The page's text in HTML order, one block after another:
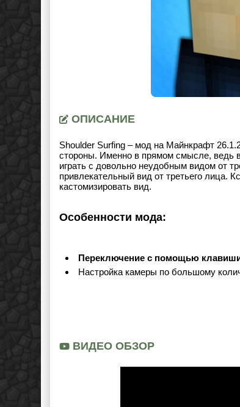
ОПИСАНИЕ
Shoulder Surfing – мод на Майнкрафт
стороны. Именно в прямом смысле, ведь
играть с довольно неудобным видом от
привлекательный вид от третьего лица.
кастомизировать вид.
Особенности мода:
Переключение с помощью
Настройка камеры по большому
ВИДЕО ОБЗОР